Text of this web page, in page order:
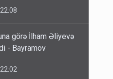
görə İlham Əliyevə
- Bayramov